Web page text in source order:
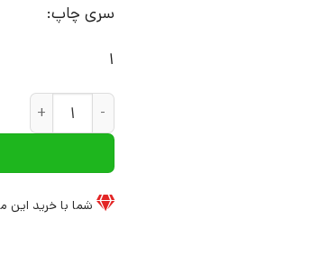
سری چاپ:
1
کتاب سالی و جک
شما با خرید